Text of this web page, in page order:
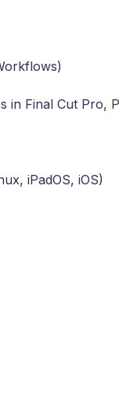
in Final Cut Pro,
iPadOS, iOS)